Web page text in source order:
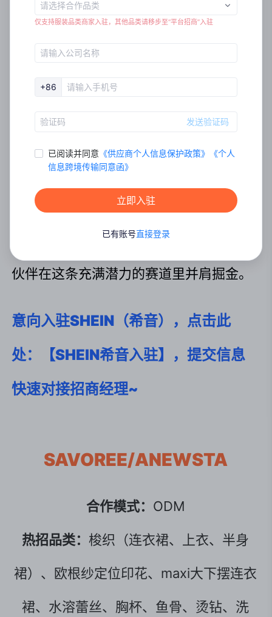
实现合作共赢。若你身边有擅长
供应的伙伴，不妨转发这篇文章，为他们
带来优质商机，SHEIN期待未来能与各位
伙伴在这条充满潜力的赛道里并肩掘金。
意向入驻SHEIN（希音），点击此
处：【SHEIN希音入驻】，提交信息
快速对接招商经理~
SAVOREE/ANEWSTA
合作模式： ODM
热招品类： 梭织（连衣裙、上衣、半身
裙）、欧根纱定位印花、maxi大下摆连衣
裙、水溶蕾丝、胸杯、鱼骨、烫钻、洗
仅支持服装品类商家入驻，其他品类请移步至“平台招商”入驻
+86
发送验证码
已阅读并同意 《供应商个人信息保护政策》 《个⼈
信息跨境传输同意函》
立即入驻
已有账号直接登录